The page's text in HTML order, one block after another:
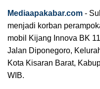
Mediaapakabar.com -
menjadi korban
mobil Kijang Innova BK
Jalan Diponegoro,
Kota Kisaran Barat,
WIB.